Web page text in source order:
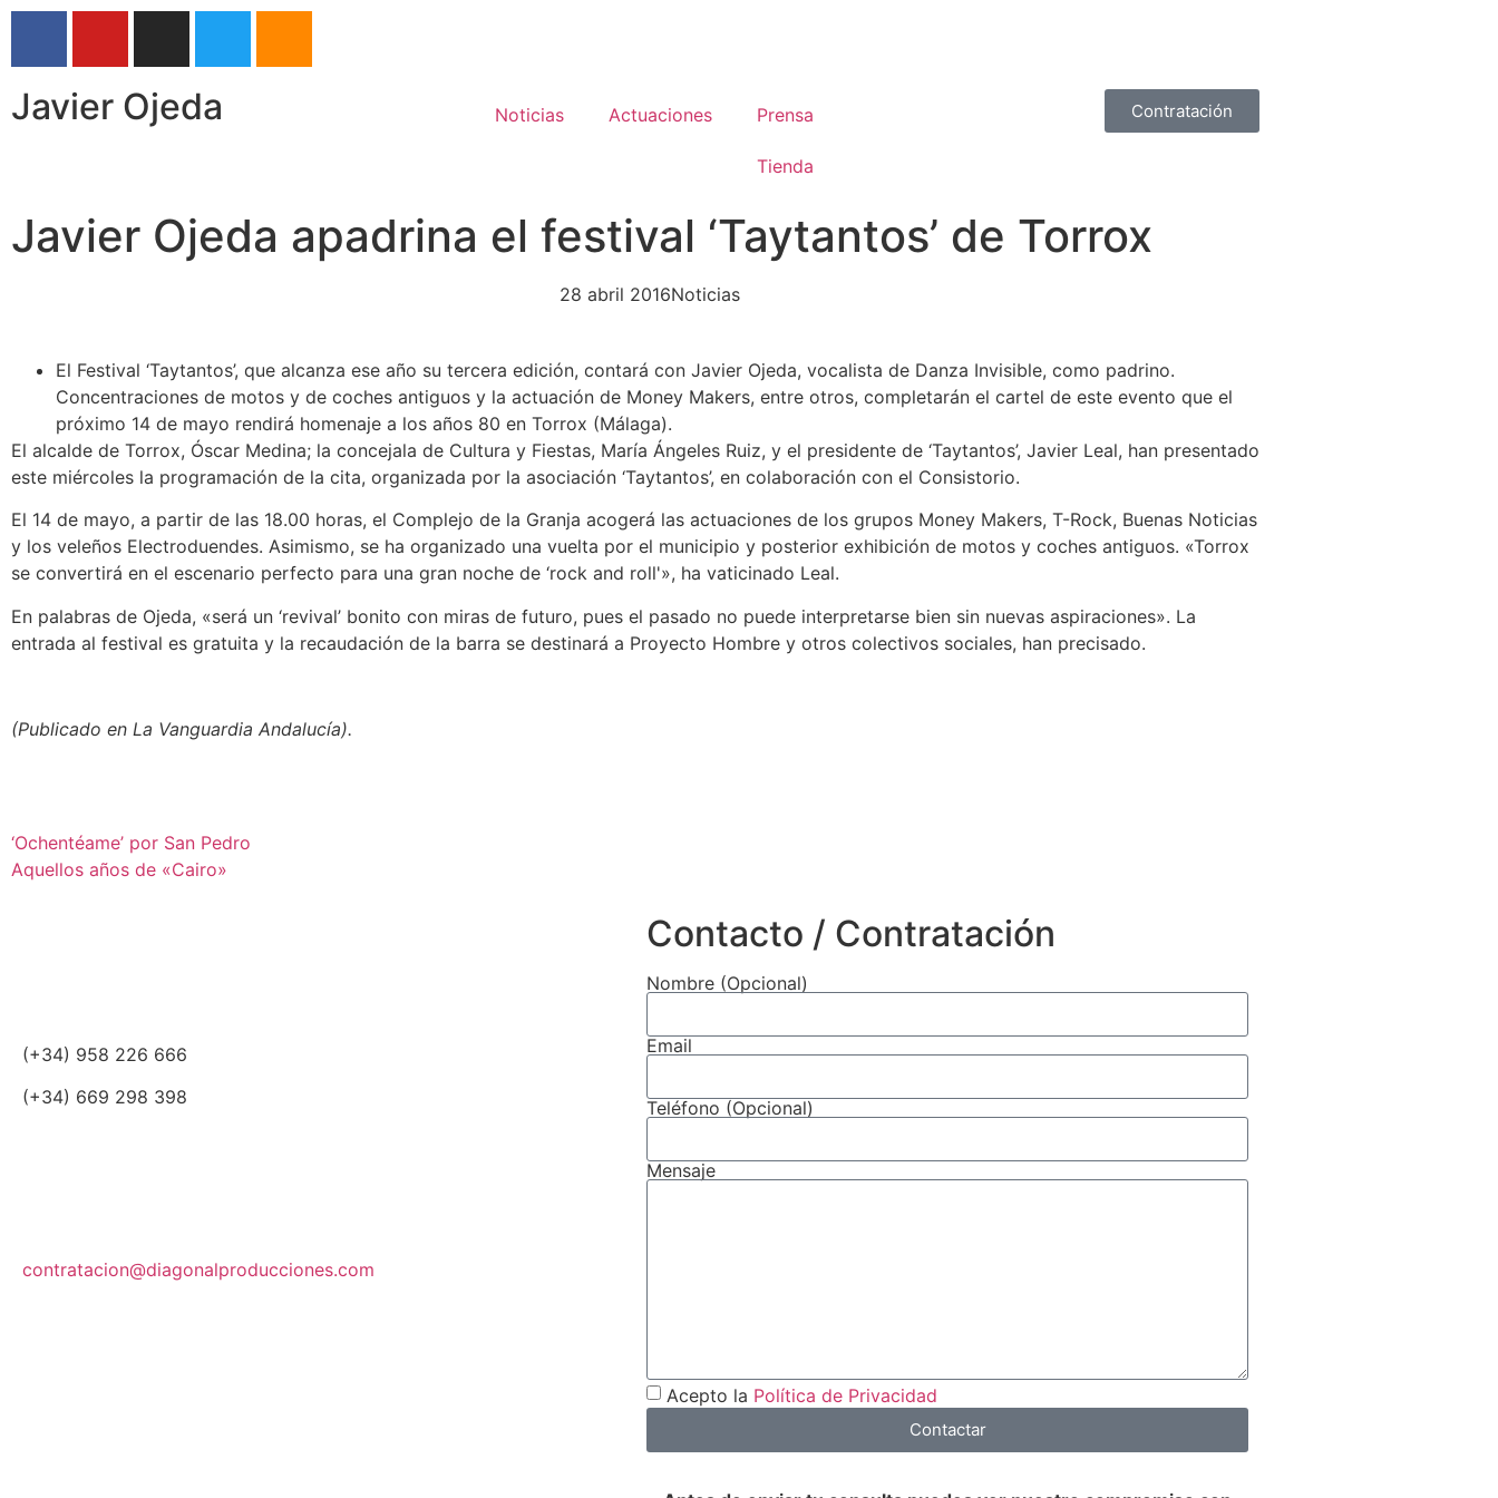
Javier Ojeda Noticias Actuaciones Prensa
Tienda
Contratación
Javier Ojeda apadrina el festival ‘Taytantos’ de Torrox
28 abril 2016Noticias
El Festival ‘Taytantos’, que alcanza ese año su tercera edición, contará con Javier Ojeda, vocalista de Danza Invisible, como padrino.
Concentraciones de motos y de coches antiguos y la actuación de Money Makers, entre otros, completarán el cartel de este evento que el
próximo 14 de mayo rendirá homenaje a los años 80 en Torrox (Málaga).
El alcalde de Torrox, Óscar Medina; la concejala de Cultura y Fiestas, María Ángeles Ruiz, y el presidente de ‘Taytantos’, Javier Leal, han presentado
este miércoles la programación de la cita, organizada por la asociación ‘Taytantos’, en colaboración con el Consistorio.
El 14 de mayo, a partir de las 18.00 horas, el Complejo de la Granja acogerá las actuaciones de los grupos Money Makers, T-Rock, Buenas Noticias
y los veleños Electroduendes. Asimismo, se ha organizado una vuelta por el municipio y posterior exhibición de motos y coches antiguos. «Torrox
se convertirá en el escenario perfecto para una gran noche de ‘rock and roll'», ha vaticinado Leal.
En palabras de Ojeda, «será un ‘revival’ bonito con miras de futuro, pues el pasado no puede interpretarse bien sin nuevas aspiraciones». La
entrada al festival es gratuita y la recaudación de la barra se destinará a Proyecto Hombre y otros colectivos sociales, han precisado.
(Publicado en La Vanguardia Andalucía).
‘Ochentéame’ por San Pedro
Aquellos años de «Cairo»
(+34) 958 226 666
(+34) 669 298 398
contratacion@diagonalproducciones.com
Contacto / Contratación
Nombre (Opcional)
Email
Teléfono (Opcional)
Mensaje
Acepto la Política de Privacidad
Contactar